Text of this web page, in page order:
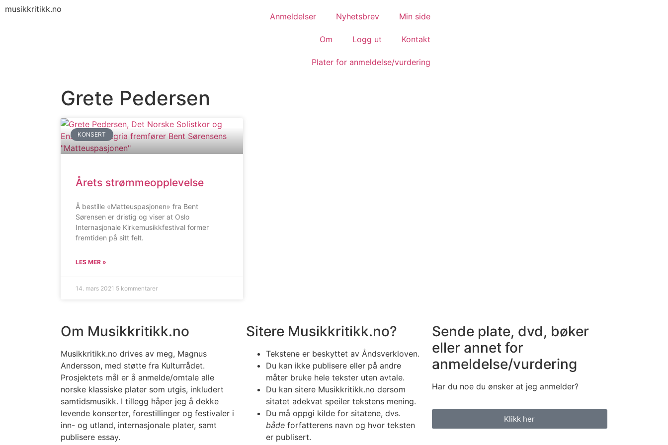
musikkritikk.no
Anmeldelser Nyhetsbrev Min side
Om Logg ut Kontakt
Plater for anmeldelse/vurdering
Grete Pedersen
KONSERT
Årets strømmeopplevelse
Å bestille «Matteuspasjonen» fra Bent
Sørensen er dristig og viser at Oslo
Internasjonale Kirkemusikkfestival former
fremtiden på sitt felt.
LES MER »
14. mars 2021 5 kommentarer
Om Musikkritikk.no
Musikkritikk.no drives av meg, Magnus
Andersson, med støtte fra Kulturrådet.
Prosjektets mål er å anmelde/omtale alle
norske klassiske plater som utgis, inkludert
samtidsmusikk. I tillegg håper jeg å dekke
levende konserter, forestillinger og festivaler i
inn- og utland, internasjonale plater, samt
publisere essay.
Sitere Musikkritikk.no?
Tekstene er beskyttet av Åndsverkloven.
Du kan ikke publisere eller på andre
måter bruke hele tekster uten avtale.
Du kan sitere Musikkritikk.no dersom
sitatet adekvat speiler tekstens mening.
Du må oppgi kilde for sitatene, dvs.
både forfatterens navn og hvor teksten
er publisert.
Sende plate, dvd, bøker
eller annet for
anmeldelse/vurdering
Har du noe du ønsker at jeg anmelder?
Klikk her